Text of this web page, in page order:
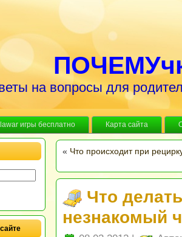
на вопросы для
игры бесплатно Карта сайта
« Что происходит при
Что
незнакомый